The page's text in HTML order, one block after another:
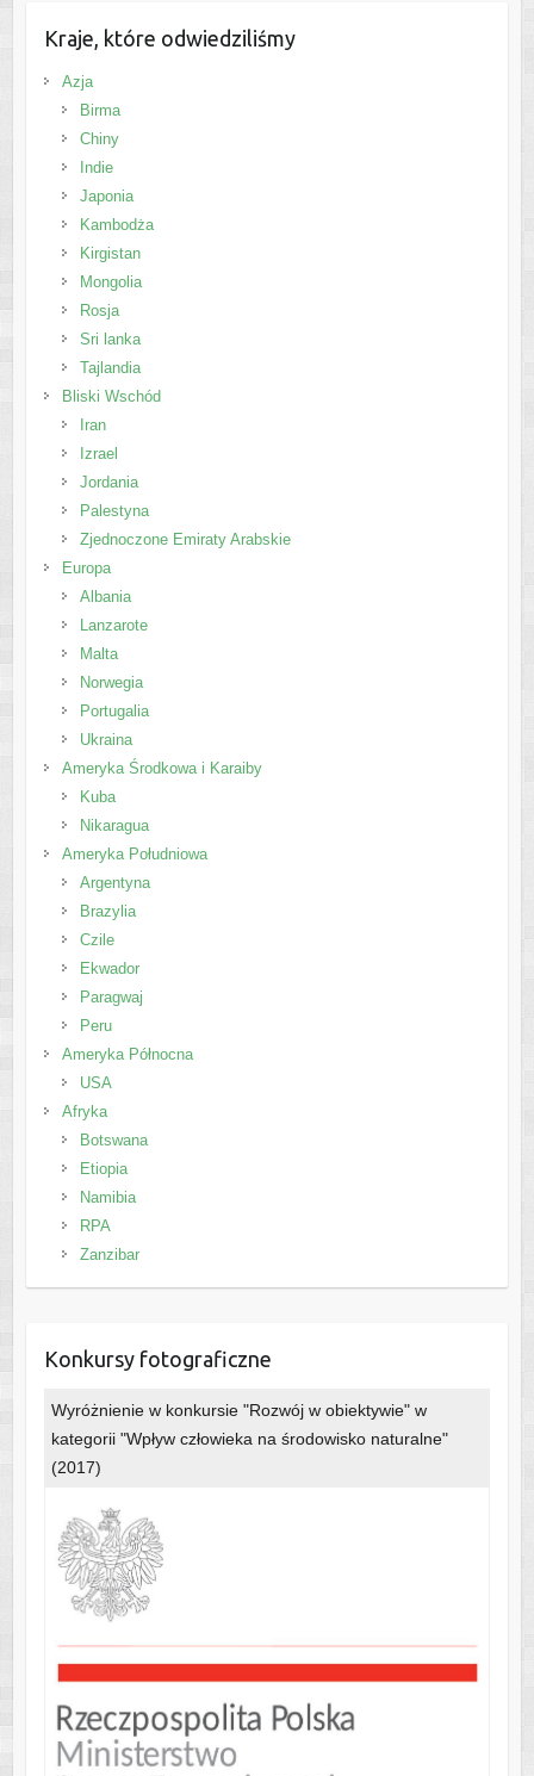
Kraje, które odwiedziliśmy
Azja
Birma
Chiny
Indie
Japonia
Kambodża
Kirgistan
Mongolia
Rosja
Sri lanka
Tajlandia
Bliski Wschód
Iran
Izrael
Jordania
Palestyna
Zjednoczone Emiraty Arabskie
Europa
Albania
Lanzarote
Malta
Norwegia
Portugalia
Ukraina
Ameryka Środkowa i Karaiby
Kuba
Nikaragua
Ameryka Południowa
Argentyna
Brazylia
Czile
Ekwador
Paragwaj
Peru
Ameryka Północna
USA
Afryka
Botswana
Etiopia
Namibia
RPA
Zanzibar
Konkursy fotograficzne
Wyróżnienie w konkursie "Rozwój w obiektywie" w
kategorii "Wpływ człowieka na środowisko naturalne"
(2017)